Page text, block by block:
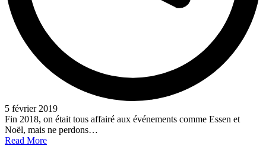
5 février 2019
Fin 2018, on était tous affairé aux événements comme Essen et
Noël, mais ne perdons…
Read More